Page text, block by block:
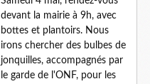
devant la mairie à 9h, avec
bottes et plantoirs. Nous
irons chercher des bulbes de
jonquilles, accompagnés par
le garde de l'ONF, pour les